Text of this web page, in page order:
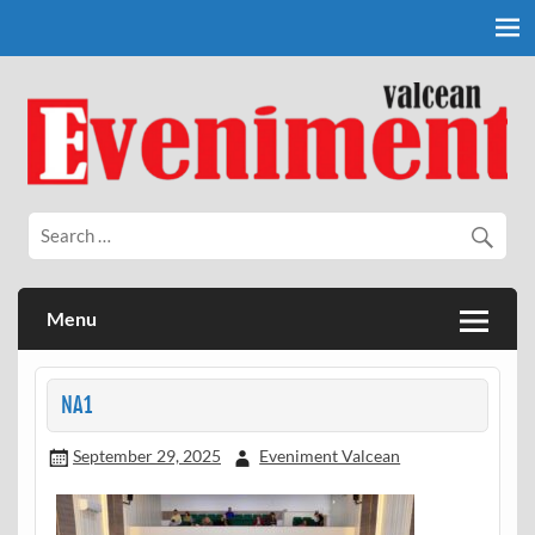
Eveniment Valcean
Menu
NA1
September 29, 2025 Eveniment Valcean